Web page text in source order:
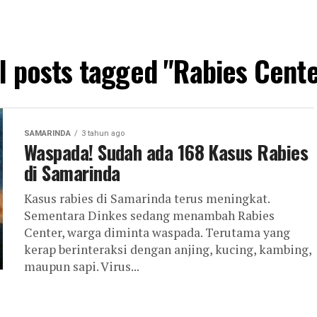
posts tagged "Rabies
SAMARINDA 3 tahun ago
Waspada! Sudah ada 168 Kasus Rabies
di Samarinda
Kasus rabies di Samarinda terus meningkat.
Sementara Dinkes sedang menambah Rabies
Center, warga diminta waspada. Terutama yang
kerap berinteraksi dengan anjing, kucing, kambing,
maupun sapi. Virus...